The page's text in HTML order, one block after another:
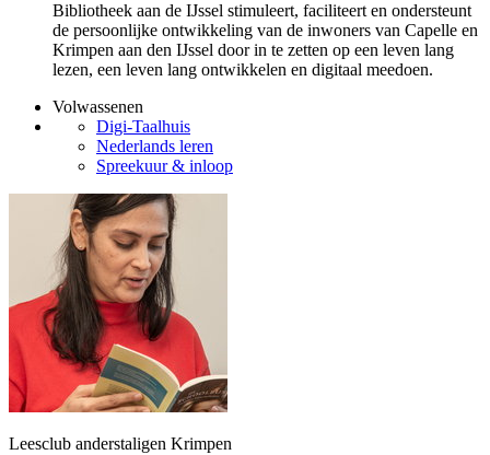
Bibliotheek aan de IJssel stimuleert, faciliteert en ondersteunt
de persoonlijke ontwikkeling van de inwoners van Capelle en
Krimpen aan den IJssel door in te zetten op een leven lang
lezen, een leven lang ontwikkelen en digitaal meedoen.
Volwassenen
Digi-Taalhuis
Nederlands leren
Spreekuur & inloop
Leesclub anderstaligen Krimpen